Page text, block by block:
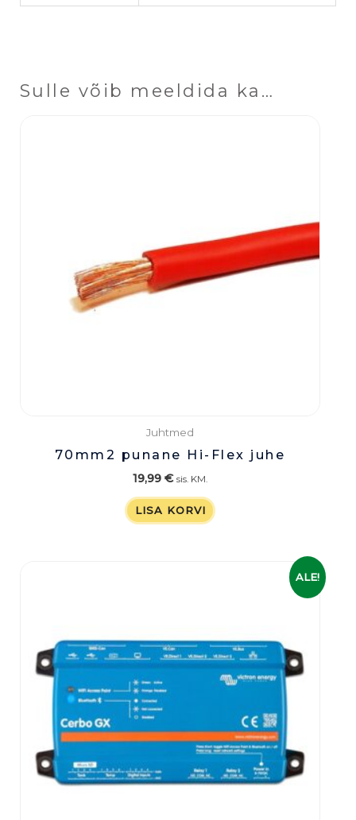
Sulle võib meeldida ka…
Juhtmed
70mm2 punane Hi-Flex juhe
19,99 € sis. KM.
LISA KORVI
ALE!